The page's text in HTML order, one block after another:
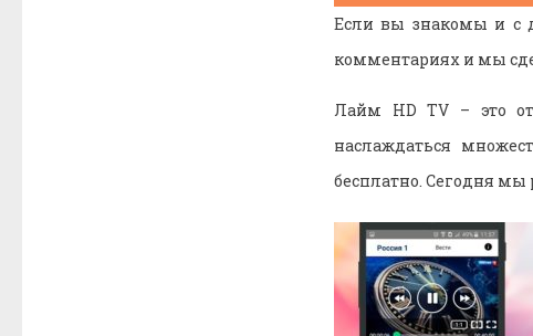
Если вы знакомы и с
комментариях и мы
Лайм HD TV – это
наслаждаться
бесплатно. Сегодня мы